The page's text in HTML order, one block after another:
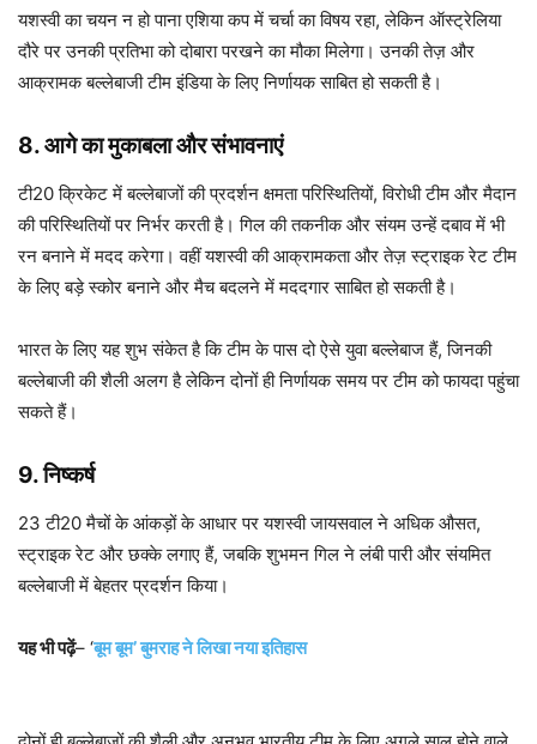
यशस्वी का चयन न हो पाना एशिया कप में चर्चा का विषय रहा, लेकिन ऑस्ट्रेलिया
दौरे पर उनकी प्रतिभा को दोबारा परखने का मौका मिलेगा। उनकी तेज़ और
आक्रामक बल्लेबाजी टीम इंडिया के लिए निर्णायक साबित हो सकती है।
8.आगे का मुकाबला और संभावनाएं
टी20 क्रिकेट में बल्लेबाजों की प्रदर्शन क्षमता परिस्थितियों, विरोधी टीम और मैदान
की परिस्थितियों पर निर्भर करती है। गिल की तकनीक और संयम उन्हें दबाव में भी
रन बनाने में मदद करेगा। वहीं यशस्वी की आक्रामकता और तेज़ स्ट्राइक रेट टीम
के लिए बड़े स्कोर बनाने और मैच बदलने में मददगार साबित हो सकती है।
भारत के लिए यह शुभ संकेत है कि टीम के पास दो ऐसे युवा बल्लेबाज हैं, जिनकी
बल्लेबाजी की शैली अलग है लेकिन दोनों ही निर्णायक समय पर टीम को फायदा पहुंचा
सकते हैं।
9.निष्कर्ष
23 टी20 मैचों के आंकड़ों के आधार पर यशस्वी जायसवाल ने अधिक औसत,
स्ट्राइक रेट और छक्के लगाए हैं, जबकि शुभमन गिल ने लंबी पारी और संयमित
बल्लेबाजी में बेहतर प्रदर्शन किया।
यह भी पढ़ें– ‘बूम बूम’ बुमराह ने लिखा नया इतिहास